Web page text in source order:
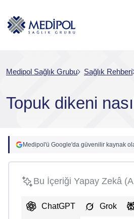
Medipol Sağlık Grubu Sağlık Rehberi
Topuk dikeni
Medipol'ü Google'da güvenilir kaynak
Bu İçeriği Yapay Zekâ
ChatGPT Grok